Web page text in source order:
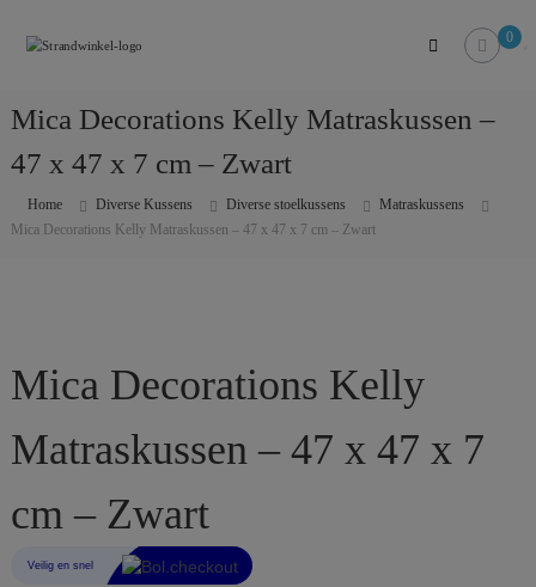
Strandwinkel.nl
zodat
het
bij
u
0
Mica Decorations Kelly Matraskussen –
47 x 47 x 7 cm – Zwart
Home Diverse Kussens Diverse stoelkussens
Matraskussens
Mica Decorations Kelly Matraskussen – 47 x 47 x 7 cm – Zwart
Mica Decorations Kelly
Matraskussen – 47 x 47 x 7
cm – Zwart